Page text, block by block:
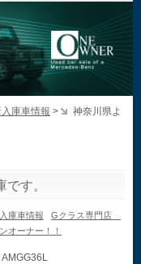
入庫車情報 >
神奈川県よ
す。
庫車情報
Gクラス専門店
オーナー！！